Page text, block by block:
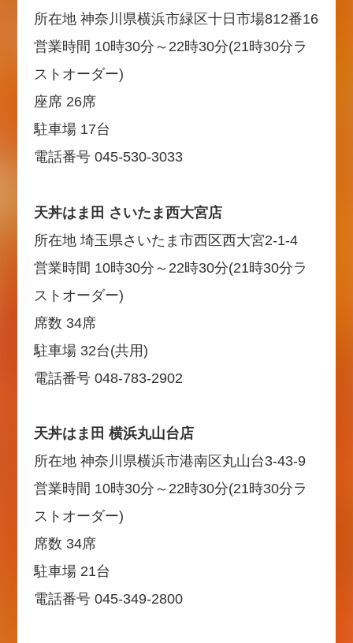
所在地 神奈川県横浜市緑区十日市場812番16
営業時間 10時30分～22時30分(21時30分ラ
ストオーダー)
座席 26席
駐車場 17台
電話番号 045-530-3033
天丼はま田 さいたま西大宮店
所在地 埼玉県さいたま市西区西大宮2-1-4
営業時間 10時30分～22時30分(21時30分ラ
ストオーダー)
席数 34席
駐車場 32台(共用)
電話番号 048-783-2902
天丼はま田 横浜丸山台店
所在地 神奈川県横浜市港南区丸山台3-43-9
営業時間 10時30分～22時30分(21時30分ラ
ストオーダー)
席数 34席
駐車場 21台
電話番号 045-349-2800